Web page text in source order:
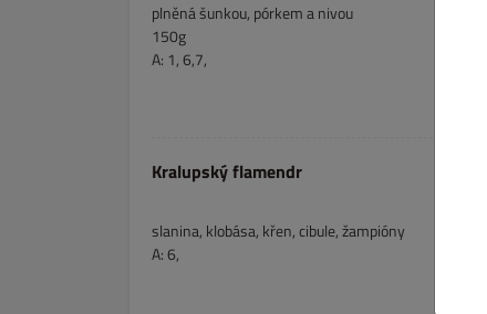
plněná šunkou, pórkem a nivou
150g
A: 1, 6,7,
Kralupský flamendr
slanina, klobása, křen, cibule, žampióny
A: 6,